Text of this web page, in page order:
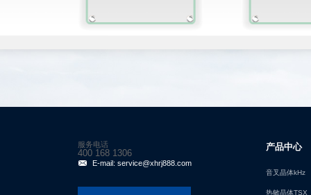
服务电话
400 168 1306
E-mail: service@xhrj888.com
产品中心
音叉晶体kHz
热敏晶体TSX